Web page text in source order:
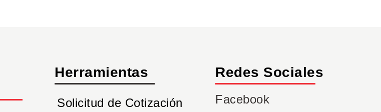
Herramientas
Solicitud de Cotización
Redes Sociales
Facebook